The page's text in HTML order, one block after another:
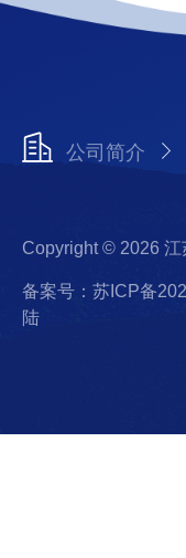
公司简介
Copyright © 2026
备案号：苏ICP备
陆